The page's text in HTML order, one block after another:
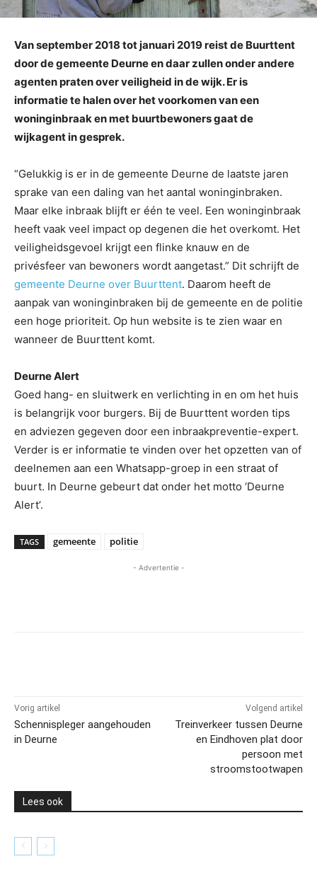
Van september 2018 tot januari 2019 reist de Buurttent
door de gemeente Deurne en daar zullen onder andere
agenten praten over veiligheid in de wijk. Er is
informatie te halen over het voorkomen van een
woninginbraak en met buurtbewoners gaat de
wijkagent in gesprek.
“Gelukkig is er in de gemeente Deurne de laatste jaren
sprake van een daling van het aantal woninginbraken.
Maar elke inbraak blijft er één te veel. Een woninginbraak
heeft vaak veel impact op degenen die het overkomt. Het
veiligheidsgevoel krijgt een flinke knauw en de
privésfeer van bewoners wordt aangetast.” Dit schrijft de
gemeente Deurne over Buurttent. Daarom heeft de
aanpak van woninginbraken bij de gemeente en de politie
een hoge prioriteit. Op hun website is te zien waar en
wanneer de Buurttent komt.
Deurne Alert
Goed hang- en sluitwerk en verlichting in en om het huis
is belangrijk voor burgers. Bij de Buurttent worden tips
en adviezen gegeven door een inbraakpreventie-expert.
Verder is er informatie te vinden over het opzetten van of
deelnemen aan een Whatsapp-groep in een straat of
buurt. In Deurne gebeurt dat onder het motto ‘Deurne
Alert’.
TAGS gemeente politie
- Advertentie -
Vorig artikel
Schennispleger aangehouden
in Deurne
Volgend artikel
Treinverkeer tussen Deurne
en Eindhoven plat door
persoon met
stroomstootwapen
Lees ook